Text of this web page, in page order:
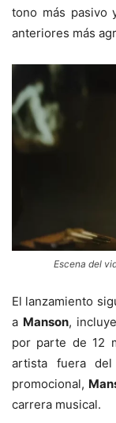
tono más pasivo
anteriores más
Escena del
El lanzamiento
a Manson,
por parte de 12
artista fuera
promocional,
carrera musical.